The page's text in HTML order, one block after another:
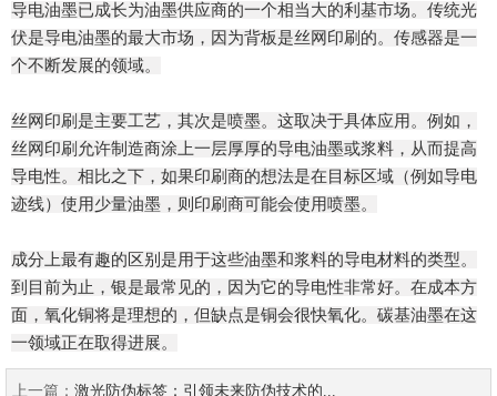
导电油墨已成长为油墨供应商的一个相当大的利基市场。传统光
伏是导电油墨的最大市场，因为背板是丝网印刷的。传感器是一
个不断发展的领域。
丝网印刷是主要工艺，其次是喷墨。这取决于具体应用。例如，
丝网印刷允许制造商涂上一层厚厚的导电油墨或浆料，从而提高
导电性。相比之下，如果印刷商的想法是在目标区域（例如导电
迹线）使用少量油墨，则印刷商可能会使用喷墨。
成分上最有趣的区别是用于这些油墨和浆料的导电材料的类型。
到目前为止，银是最常见的，因为它的导电性非常好。在成本方
面，氧化铜将是理想的，但缺点是铜会很快氧化。碳基油墨在这
一领域正在取得进展。
上一篇： 激光防伪标签：引领未来防伪技术的...